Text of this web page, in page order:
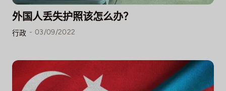
外国人丢失护照该怎么办？
行政 - 03/09/2022